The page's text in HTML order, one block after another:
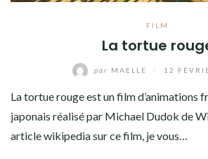
FILM
La tortue
par MAELLE 12
La tortue rouge est un film d’animations
japonais réalisé par Michael Dudok de
article wikipedia sur ce film, je vous…